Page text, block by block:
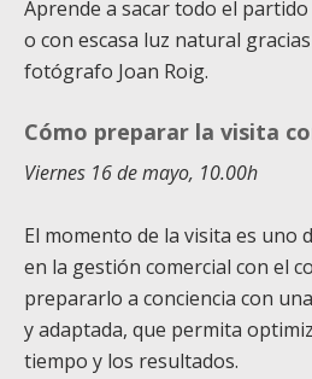
Aprende a sacar todo el
o con escasa luz natural
fotógrafo Joan Roig.
Cómo preparar la visita
Viernes 16 de mayo, 10.00h
El momento de la visita es uno
en la gestión comercial con el
prepararlo a conciencia con
y adaptada, que permita
tiempo y los resultados.